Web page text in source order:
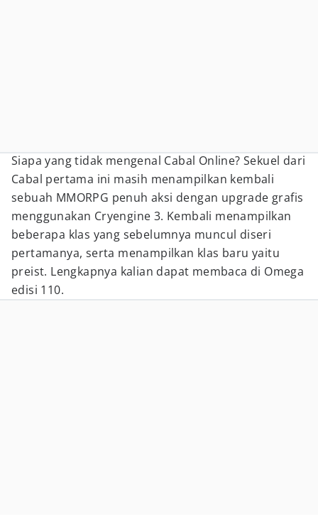
Siapa yang tidak mengenal Cabal Online? Sekuel dari
Cabal pertama ini masih menampilkan kembali
sebuah MMORPG penuh aksi dengan upgrade grafis
menggunakan Cryengine 3. Kembali menampilkan
beberapa klas yang sebelumnya muncul diseri
pertamanya, serta menampilkan klas baru yaitu
preist. Lengkapnya kalian dapat membaca di Omega
edisi 110.